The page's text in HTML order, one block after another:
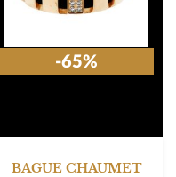
BAGUE CHAUMET
-65%